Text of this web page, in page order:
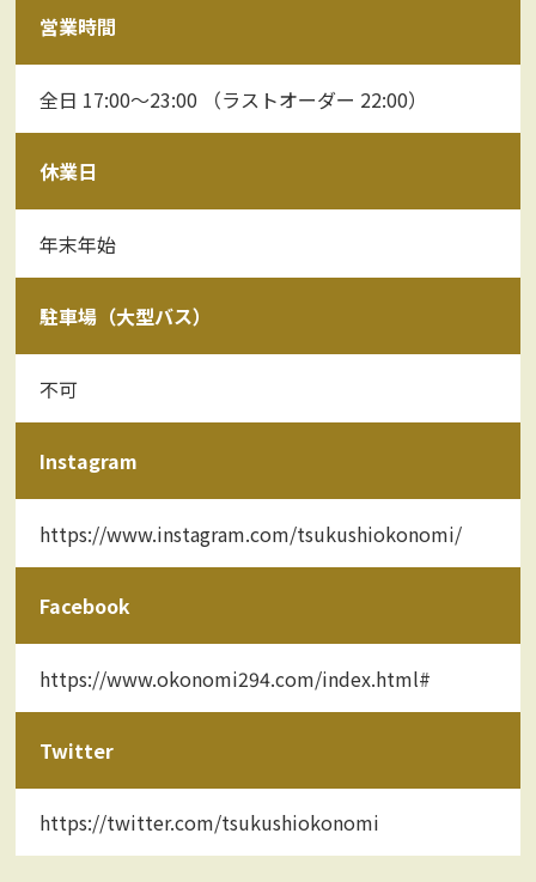
営業時間
全日 17:00〜23:00 （ラストオーダー 22:00）
休業日
年末年始
駐車場（大型バス）
不可
Instagram
https://www.instagram.com/tsukushiokonomi/
Facebook
https://www.okonomi294.com/index.html#
Twitter
https://twitter.com/tsukushiokonomi